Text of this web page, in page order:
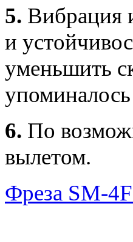
5. Вибрация
и
уменьшить
6. По
вылетом.
Фреза SM-